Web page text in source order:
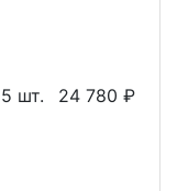
5 шт. 24 780 ₽